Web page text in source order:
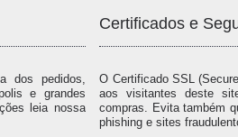
dos pedidos,
e grandes
leia nossa
Certificados e
O Certificado SSL
aos visitantes deste
compras. Evita também
phishing e sites